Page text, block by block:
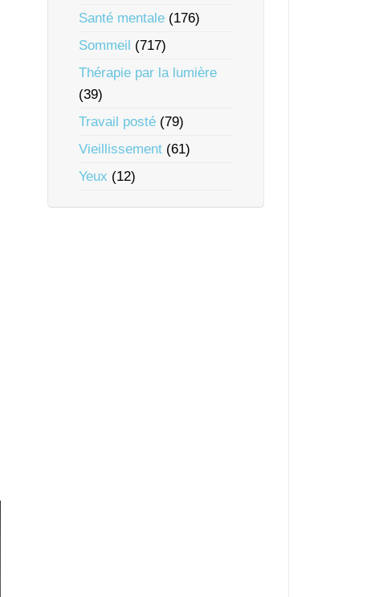
Santé mentale (176)
Sommeil (717)
Thérapie par la lumière
(39)
Travail posté (79)
Vieillissement (61)
Yeux (12)